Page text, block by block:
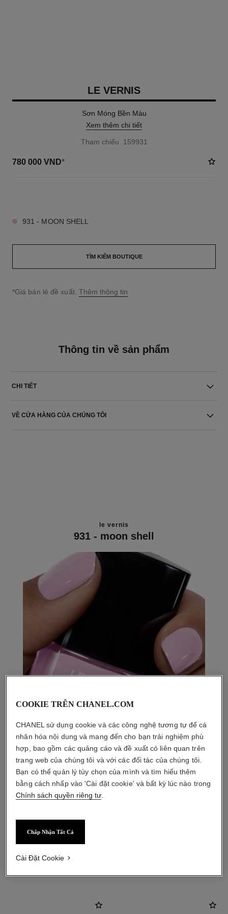
LE VERNIS
Sơn Móng Bền Màu
Xem thêm chi tiết
Tham chiếu 159931
780 000 VND*
931 - MOON SHELL
TÌM KIẾM BOUTIQUE
↩
*Giá bán lẻ đề xuất. Thêm thông tin
Thông tin về sản phẩm
CHI TIẾT
VỀ CỬA HÀNG CỦA CHÚNG TÔI
le vernis
931 - moon shell
COOKIE TRÊN CHANEL.COM
CHANEL sử dụng cookie và các công nghệ tương tự để cá
nhân hóa nội dung và mang đến cho bạn trải nghiệm phù
hợp, bao gồm các quảng cáo và đề xuất có liên quan trên
trang web của chúng tôi và với các đối tác của chúng tôi.
Bạn có thể quản lý tùy chọn của mình và tìm hiểu thêm
bằng cách nhấp vào 'Cài đặt cookie' và bất kỳ lúc nào trong
Chính sách quyền riêng tư
Chấp Nhận Tất Cả
Cài Đặt Cookie